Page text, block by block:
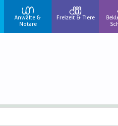
Anwälte &
Notare
Freizeit & Tiere